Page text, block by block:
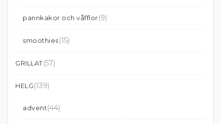
pannkakor och våfflor(9)
smoothies(15)
GRILLAT(57)
HELG(139)
advent(44)